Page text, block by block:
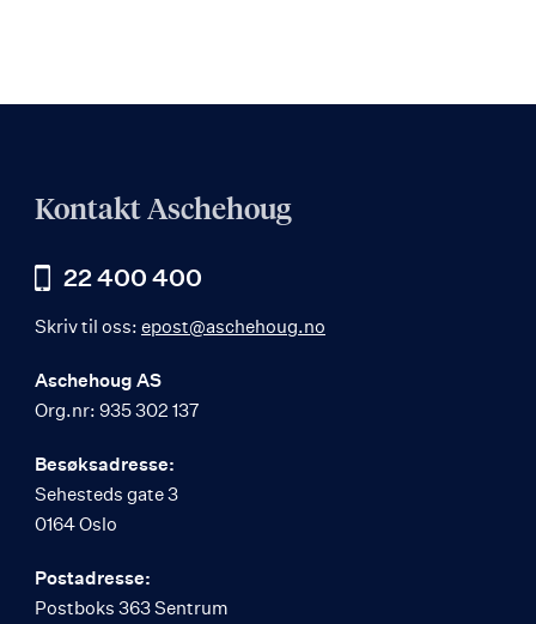
Kontakt Aschehoug
22 400 400
Skriv til oss: epost@aschehoug.no
Aschehoug AS
Org.nr: 935 302 137
Besøksadresse:
Sehesteds gate 3
0164 Oslo
Postadresse:
Postboks 363 Sentrum